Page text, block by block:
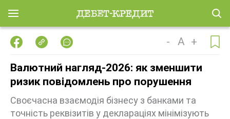
- A +
Валютний нагляд-2026: як зменшити
ризик повідомлень про порушення
Своєчасна взаємодія бізнесу з банками та
точність реквізитів у деклараціях мінімізують